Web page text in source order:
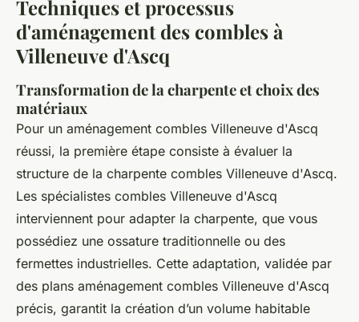
Techniques et processus
d'aménagement des combles à
Villeneuve d'Ascq
Transformation de la charpente et choix des
matériaux
Pour un aménagement combles Villeneuve d'Ascq
réussi, la première étape consiste à évaluer la
structure de la charpente combles Villeneuve d'Ascq.
Les spécialistes combles Villeneuve d'Ascq
interviennent pour adapter la charpente, que vous
possédiez une ossature traditionnelle ou des
fermettes industrielles. Cette adaptation, validée par
des plans aménagement combles Villeneuve d'Ascq
précis, garantit la création d’un volume habitable